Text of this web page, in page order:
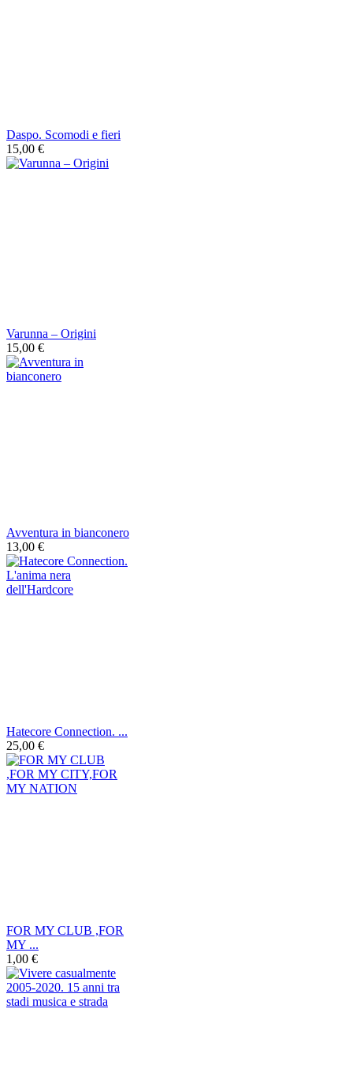
Daspo. Scomodi e fieri
15,00 €
Varunna ‎– Origini
15,00 €
Avventura in bianconero
13,00 €
Hatecore Connection. ...
25,00 €
FOR MY CLUB ,FOR
MY ...
1,00 €